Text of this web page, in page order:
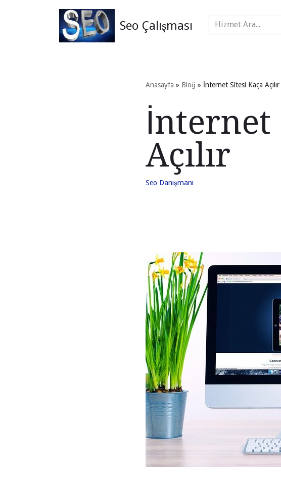
Seo Çalışması
Anasayfa » Bloğ » İnternet Sitesi Kaça Açılır
İnternet
Açılır
Seo Danışmanı